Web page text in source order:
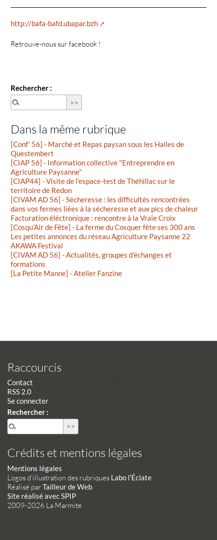
http://bafa-bafd.ubapar.bzh
Retrouve-nous sur facebook !
Rechercher :
Dans la même rubrique
[Conf’ 56] - Marché et Repas paysan sous les Halles de
Questembert
[CIAP 56] - Information collective "Entreprendre en
Agriculture Paysanne"
[CIAP44] - Visite de l’espace-test de Théhillac sur le
territoire de Redon
[CIVAM AD 56] - Sécheresse : les difficultés rencontrées
dans vos fermes liées à la sécheresse et aux pics de chaleur
Facturation éléctronique : rencontre à la Vraie Croix
[Cosqu’Air de Fête] - La ferme du Cosquer fête ses 300 ans
Les petites annonces du réseau Agriculture Paysanne 22
AKAWA Festival
[CIVAM AD 56] - Actualités, groupes d’échanges et
formations
[La Petite Manne] - Atelier Fanzine
Raccourcis
Contact
RSS 2.0
Se connecter
Rechercher :
Crédits et mentions légales
Mentions légales
Logos d'illustration des rubriques Labo l'Éclate
Réalisé parTailleur de Web
Site réalisé avec SPIP
2009-2026 La Marmite